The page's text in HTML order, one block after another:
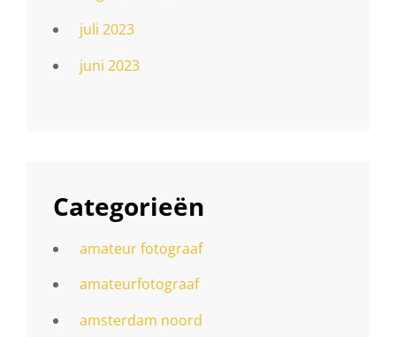
juli 2023
juni 2023
Categorieën
amateur fotograaf
amateurfotograaf
amsterdam noord